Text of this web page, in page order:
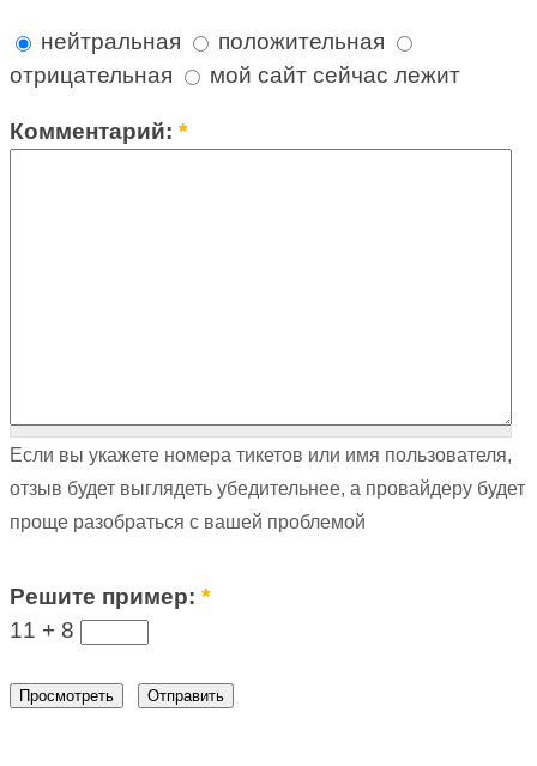
нейтральная
положительная
отрицательная
мой сайт сейчас лежит
Комментарий:*
Если вы укажете номера тикетов или имя пользователя,
отзыв будет выглядеть убедительнее, а провайдеру будет
проще разобраться с вашей проблемой
Решите пример:*
11 + 8